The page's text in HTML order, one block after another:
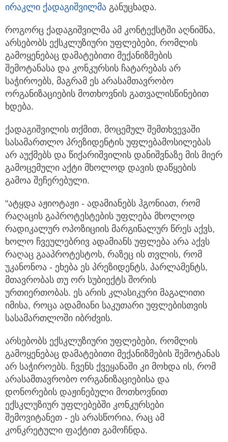
ირაკლი ქადაგიშვილმა განუცხადა.
როგორც ქადაგიშვილმა ამ კონტექსტში აღნიშნა,
არსებობს ექსკლუზიური უფლებები, რომლის
გამოყენებაც დამატებითი მექანიზმების
შემოტანასა და კონკურსის ჩატარებას არ
საჭიროებს, მაგრამ ეს არასამთავრობო
ორგანიზაციების მოთხოვნის გათვალისწინებით
ხდება.
ქადაგიშვილის თქმით, მოცემულ შემთხვევაში
სასამართლო პრეზიდენტის უფლებამოსილებას
არ აუქმებს და წიქარიშვილის დანიშვნაზე მის მიერ
გამოცემული აქტი მხოლოდ დავის დაწყების
გამოა შეჩერებული.
"ატყდა აჟიოტაჟი - ადამიანებს ჰგონიათ, რომ
რაღაცის გაპროტესტების უფლება მხოლოდ
რადიკალურ ოპოზიციის მარგინალურ წრეს აქვს,
ხოლო ჩვეულებრივ ადამიანს უფლება არა აქვს
რაღაც გააპროტესტოს, რაზეც ის თვლის, რომ
უკანონოა - ეხება ეს პრეზიდენტს, პარლამენტს,
მთავრობას თუ ორ სუბიექტს შორის
ურთიერთობას. ეს არის კლასიკური მაგალითი
იმისა, როცა ადამიანი საკუთარი უფლებისთვის
სასამართლოში იბრძვის.
არსებობს ექსკლუზიური უფლებები, რომლის
გამოყენებაც დამატებითი მექანიზმების შემოტანას
არ საჭიროებს. ჩვენს ქვეყანაში კი მოხდა ის, რომ
არასამთავრობო ორგანიზაციებისა და
დონორების დაჟინებული მოთხოვნით
ექსკლუზიურ უფლებებში კონკურსები
შემოვიტანეთ - ეს არასწორია, რაც ამ
კონკრეტული ფაქტით გამოჩნდა.